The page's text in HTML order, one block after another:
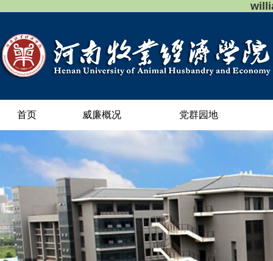
首页 威廉概况 党群园地